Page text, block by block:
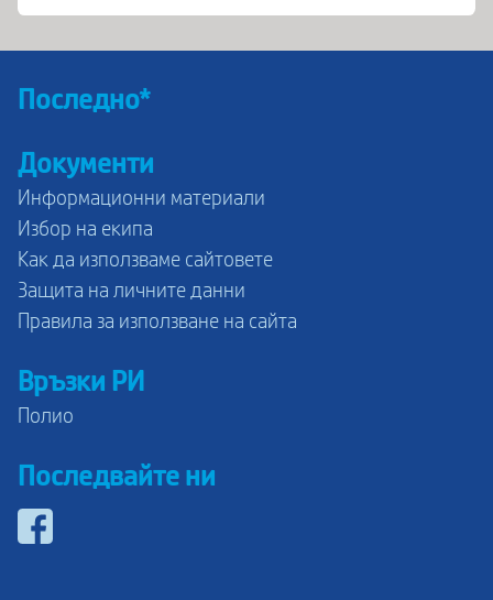
Последно*
Документи
Информационни материали
Избор на екипа
Как да използваме сайтовете
Защита на личните данни
Правила за използване на сайта
Връзки РИ
Полио
Последвайте ни